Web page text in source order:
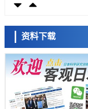
东京大学发现可诱导细胞
东京都健康长寿医疗中心
科学研究
产总研无需石油利用松脂
科学研究
东京大学和海上保安厅等
差异
政策
日本科学未来馆 科学交
流员
资料下载